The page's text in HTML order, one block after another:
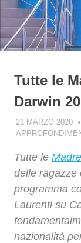
Tutte le
Darwin
21 MARZO 2020
Tutte le
delle ragazze
programma
Laurenti su
nazionalità